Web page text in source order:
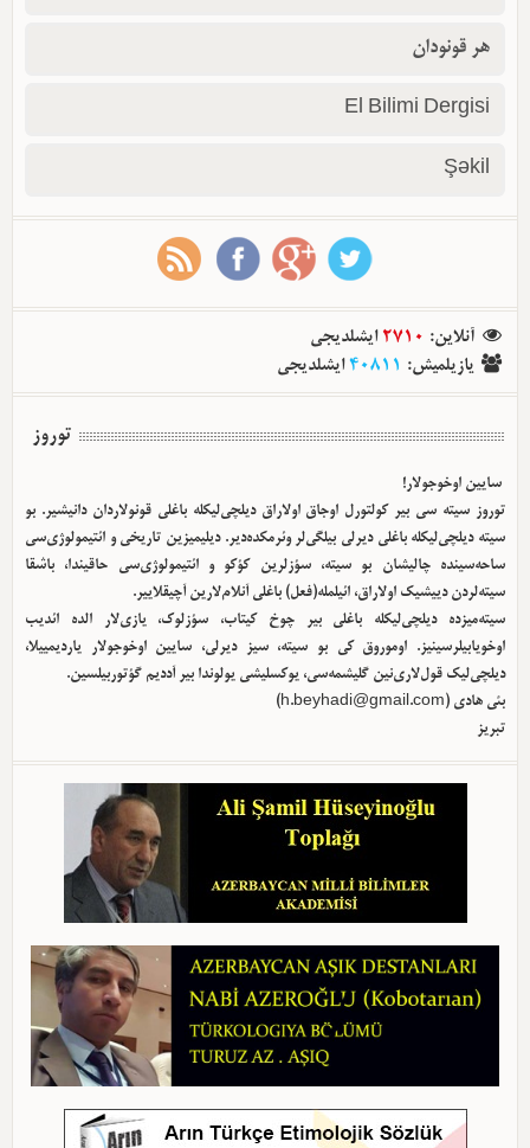
هر قونودان
El Bilimi Dergisi
Şəkil
آنلاین:
2710 ایشلدیجی
یازیلمیش:
40811ایشلدیجی
توروز
سایین اوخوجولار!
توروز سیته سی بیر کولتورل اوجاق اولا‌راق دیلچی‌لیکله باغلی قونولاردان دانیشیر. بو
سیته دیلچی‌لیکله باغلی دیرلی بیلگی‌لر وئرمکده‌دیر. دیلیمیزین تاریخی و ائتیمولوژی‌سی
ساحه‌سینده چالیشان بو سیته، سؤزلرین کؤکو و ائتیمولوژی‌سی حاقیندا، باشقا
سیته‌لردن دییشیک اولا‌راق، ائیلمله(فعل) باغلی آنلام‌لارین آچیقلاییر.
سیته‌میزده دیلچی‌لیکله باغلی بیر چوخ کیتاب، سؤزلوک، یازی‌لار الده ائدیب
اوخویابیلرسینیز. اوموروق کی بو سیته، سیز دیرلی، سایین اوخوجولار یاردیمییلا،
دیلچی‌لیک قول‌لاری‌نین گلیشمه‌سی، یوکسلیشی یولوندا بیر آددیم گؤتوربیلسین.
بئی هادی (h.beyhadi@gmail.com
)
تبریز